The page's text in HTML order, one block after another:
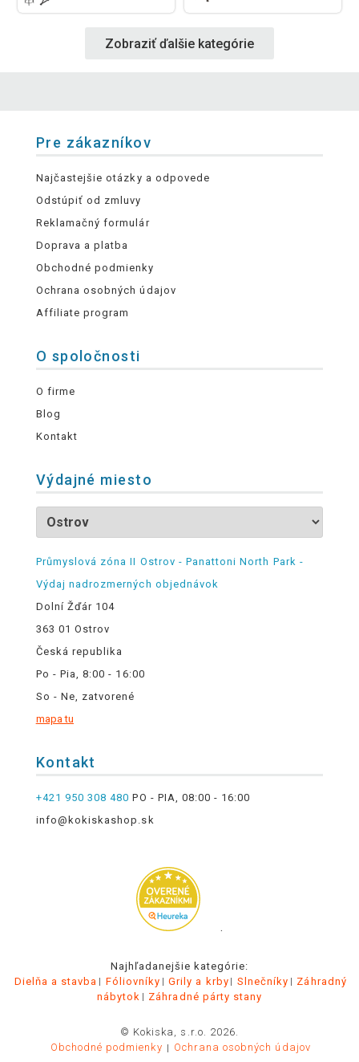
Zobraziť ďalšie kategórie
Pre zákazníkov
Najčastejšie otázky a odpovede
Odstúpiť od zmluvy
Reklamačný formulár
Doprava a platba
Obchodné podmienky
Ochrana osobných údajov
Affiliate program
O spoločnosti
O firme
Blog
Kontakt
Výdajné miesto
Průmyslová zóna II Ostrov - Panattoni North Park -
Výdaj nadrozmerných objednávok
Dolní Žďár 104
363 01 Ostrov
Česká republika
Po - Pia, 8:00 - 16:00
So - Ne, zatvorené
mapa tu
Kontakt
+421 950 308 480 PO - PIA, 08:00 - 16:00
info@kokiskashop.sk
.
Najhľadanejšie kategórie:
Dielňa a stavba
Fóliovníky Grily a krby Slnečníky
Záhradný
nábytok
Záhradné párty stany
© Kokiska, s.r.o. 2026.
Obchodné podmienky
Ochrana osobných údajov